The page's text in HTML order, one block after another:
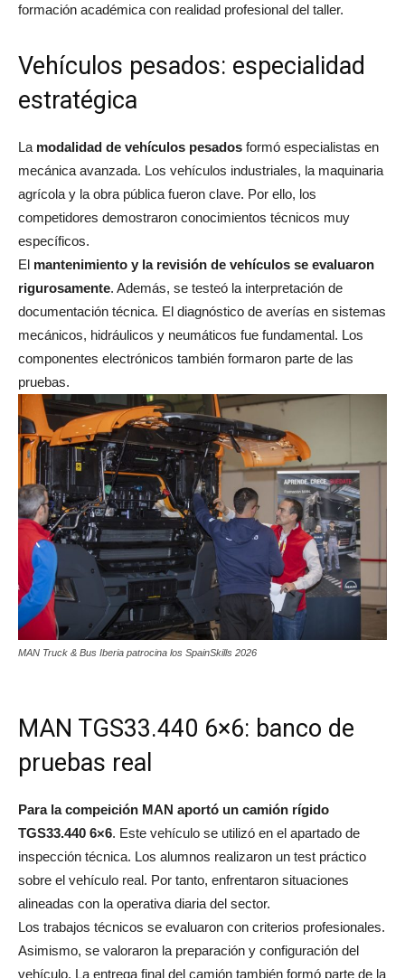
formación académica con realidad profesional del taller.
Vehículos pesados: especialidad
estratégica
La modalidad de vehículos pesados formó especialistas en
mecánica avanzada. Los vehículos industriales, la maquinaria
agrícola y la obra pública fueron clave. Por ello, los
competidores demostraron conocimientos técnicos muy
específicos.
El mantenimiento y la revisión de vehículos se evaluaron
rigurosamente. Además, se testeó la interpretación de
documentación técnica. El diagnóstico de averías en sistemas
mecánicos, hidráulicos y neumáticos fue fundamental. Los
componentes electrónicos también formaron parte de las
pruebas.
MAN Truck & Bus Iberia patrocina los SpainSkills 2026
MAN TGS33.440 6×6: banco de
pruebas real
Para la compeición MAN aportó un camión rígido
TGS33.440 6×6. Este vehículo se utilizó en el apartado de
inspección técnica. Los alumnos realizaron un test práctico
sobre el vehículo real. Por tanto, enfrentaron situaciones
alineadas con la operativa diaria del sector.
Los trabajos técnicos se evaluaron con criterios profesionales.
Asimismo, se valoraron la preparación y configuración del
vehículo. La entrega final del camión también formó parte de la